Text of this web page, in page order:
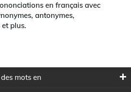
en français avec
antonymes,
plus.
mots en